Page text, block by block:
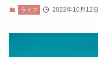
ライフ 2022年10月12日